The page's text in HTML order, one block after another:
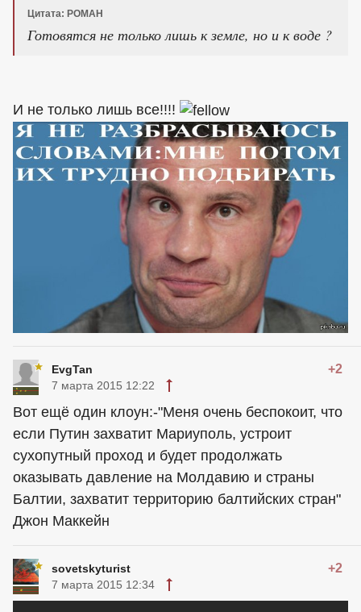
Цитата: POMAH
Готовятся не только лишь к земле, но и к воде ?
И не только лишь все!!!!
EvgTan +2
7 марта 2015 12:22
Вот ещё один клоун:-"Меня очень беспокоит, что
если Путин захватит Мариуполь, устроит
сухопутный проход и будет продолжать
оказывать давление на Молдавию и страны
Балтии, захватит территорию балтийских стран"
Джон Маккейн
sovetskyturist +2
7 марта 2015 12:34